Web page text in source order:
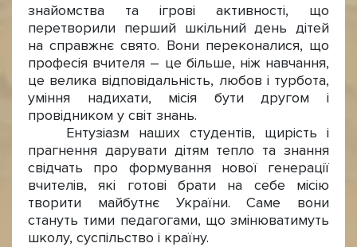
знайомства та ігрові активності, що
перетворили перший шкільний день дітей
на справжнє свято. Вони переконалися, що
професія вчителя – це більше, ніж навчання,
це велика відповідальність, любов і турбота,
уміння надихати, місія бути другом і
провідником у світ знань.
Ентузіазм наших студентів, щирість і
прагнення дарувати дітям тепло та знання
свідчать про формування нової генерації
вчителів, які готові брати на себе місію
творити майбутнє України. Саме вони
стануть тими педагогами, що змінюватимуть
школу, суспільство і країну.